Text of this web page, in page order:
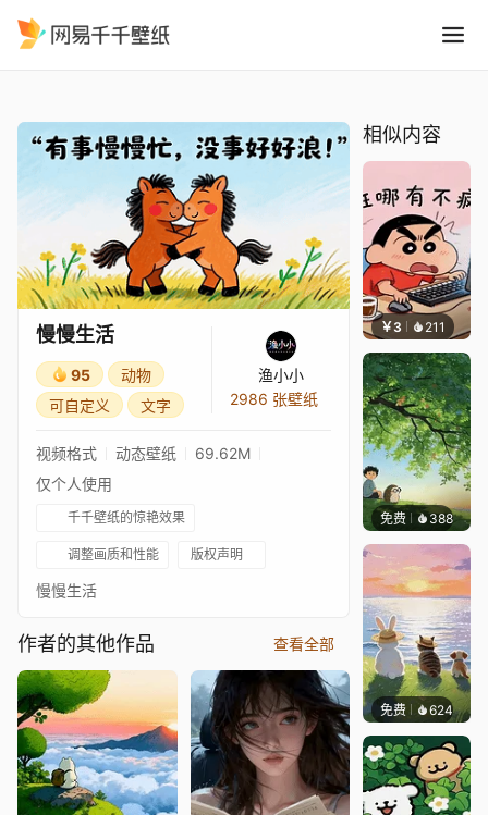
慢慢生活
95
动物
可自定义
文字
渔小小
2986 张壁纸
视频格式 动态壁纸
69.62M
仅个人使用
千千壁纸的惊艳效果
调整画质和性能 版权声明
慢慢生活
作者的其他作品 查看全部
相似内容
￥3 211 渔小小
免费 388渔小小
免费 624渔小小